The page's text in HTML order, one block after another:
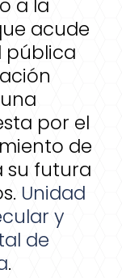
a la
acude
pública
por el
de
su futura
Unidad
y
de
.